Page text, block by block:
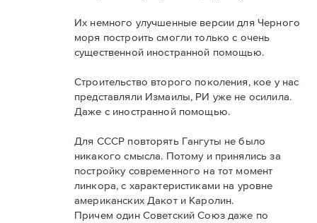
Их немного улучшенные версии для Черного
моря построить смогли только с очень
существенной иностранной помощью.
Строительство второго поколения, кое у нас
представляли Измаилы, РИ уже не осилила.
Даже с иностранной помощью.
Для СССР повторять Гангуты не было
никакого смысла. Потому и принялись за
постройку современного на тот момент
линкора, с характеристиками на уровне
американских Дакот и Каролин.
Причем один Советский Союз даже по